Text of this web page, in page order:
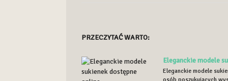
PRZECZYTAĆ WARTO:
Eleganckie modele
Eleganckie modele